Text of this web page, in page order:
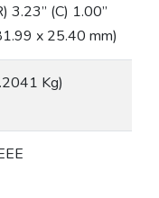
3.23” (C) 1.00”
x 25.40 mm)
Kg)